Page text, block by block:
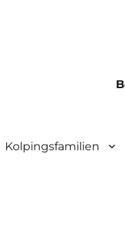
Kolpingsfamilien